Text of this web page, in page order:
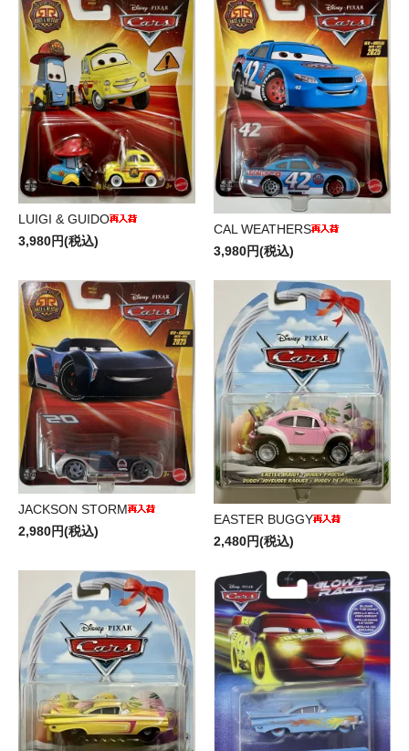
LUIGI & GUIDO
3,980円(税込)
CAL WEATHERS
3,980円(税込)
JACKSON STORM
2,980円(税込)
EASTER BUGGY
2,480円(税込)